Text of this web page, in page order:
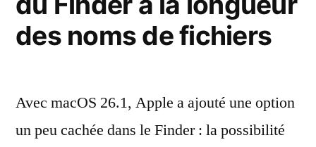
des noms de fichiers
Avec macOS 26.1, Apple a ajouté une option
un peu cachée dans le Finder : la possibilité